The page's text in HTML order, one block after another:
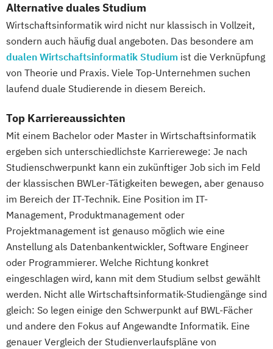
Alternative duales Studium
Wirtschaftsinformatik wird nicht nur klassisch in Vollzeit,
sondern auch häufig dual angeboten. Das besondere am
dualen Wirtschaftsinformatik Studium ist die Verknüpfung
von Theorie und Praxis. Viele Top-Unternehmen suchen
laufend duale Studierende in diesem Bereich.
Top Karriereaussichten
Mit einem Bachelor oder Master in Wirtschaftsinformatik
ergeben sich unterschiedlichste Karrierewege: Je nach
Studienschwerpunkt kann ein zukünftiger Job sich im Feld
der klassischen BWLer-Tätigkeiten bewegen, aber genauso
im Bereich der IT-Technik. Eine Position im IT-
Management, Produktmanagement oder
Projektmanagement ist genauso möglich wie eine
Anstellung als Datenbankentwickler, Software Engineer
oder Programmierer. Welche Richtung konkret
eingeschlagen wird, kann mit dem Studium selbst gewählt
werden. Nicht alle Wirtschaftsinformatik-Studiengänge sind
gleich: So legen einige den Schwerpunkt auf BWL-Fächer
und andere den Fokus auf Angewandte Informatik. Eine
genauer Vergleich der Studienverlaufspläne von